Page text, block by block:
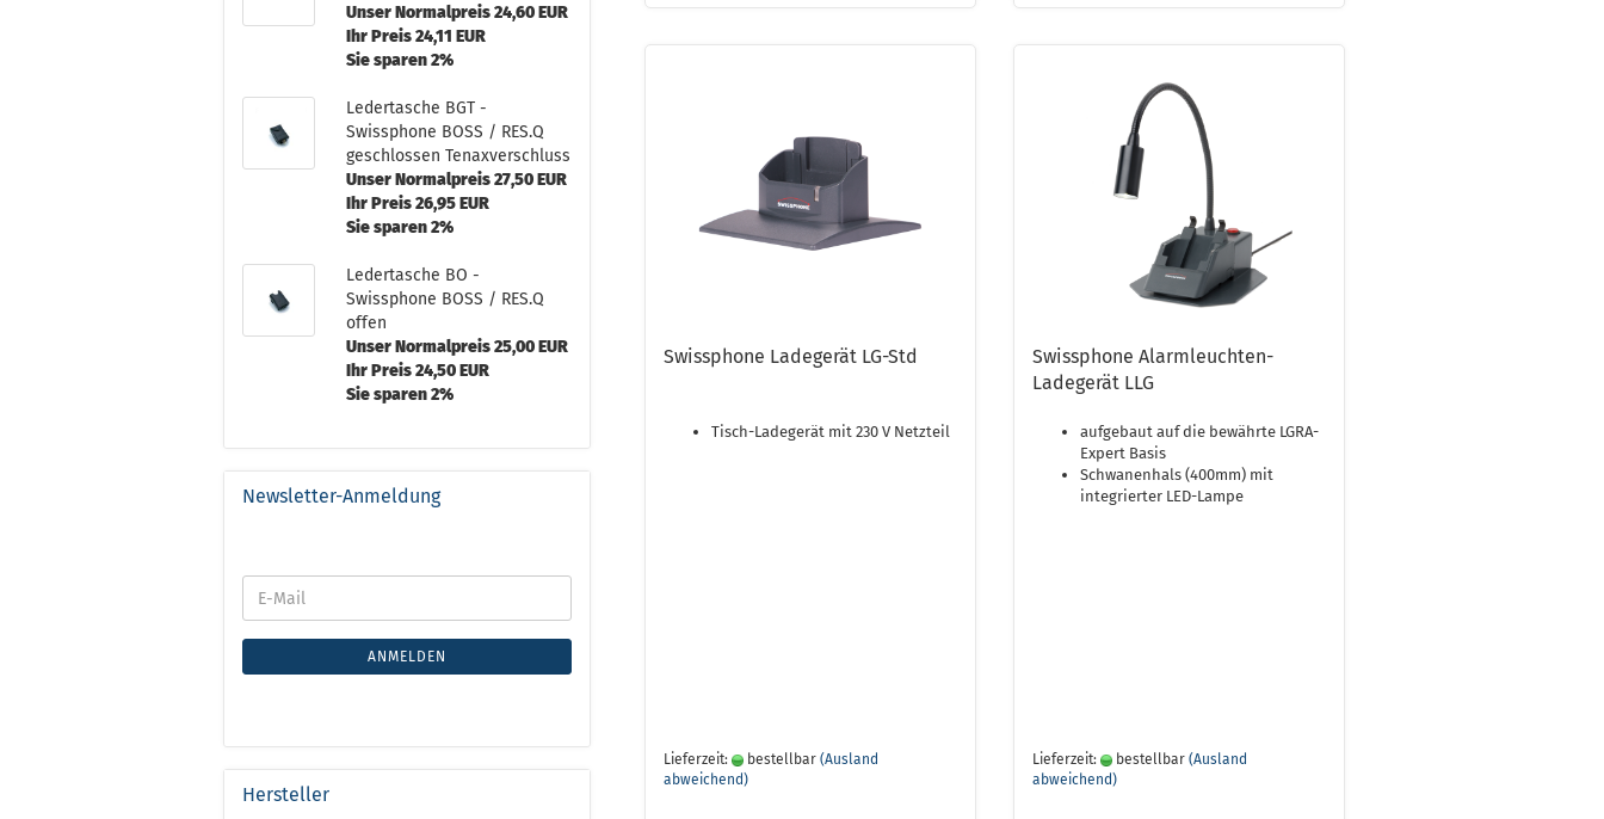
Swissphone Ladegerät LG-Std
Tisch-Ladegerät mit 230 V Netzteil
Lieferzeit: bestellbar (Ausland
abweichend)
Swissphone Alarmleuchten-
Ladegerät LLG
aufgebaut auf die bewährte LGRA-
Expert Basis
Schwanenhals (400mm) mit
integrierter LED-Lampe
Lieferzeit: bestellbar (Ausland
abweichend)
Unser Normalpreis 24,60 EUR
Ihr Preis 24,11 EUR
Sie sparen 2%
Ledertasche BGT -
Swissphone BOSS / RES.Q
geschlossen Tenaxverschluss
Unser Normalpreis 27,50 EUR
Ihr Preis 26,95 EUR
Sie sparen 2%
Ledertasche BO -
Swissphone BOSS / RES.Q
offen
Unser Normalpreis 25,00 EUR
Ihr Preis 24,50 EUR
Sie sparen 2%
Newsletter-Anmeldung
ANMELDEN
Hersteller